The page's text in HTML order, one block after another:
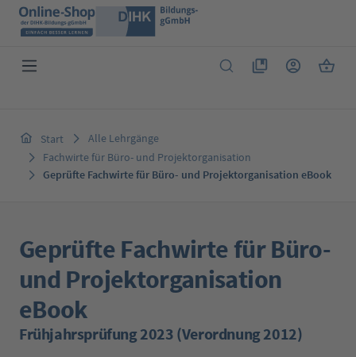
Zum Hauptinhalt springen
Du hast 0 Produkte
Start
Alle Lehrgänge
Fachwirte für Büro- und Projektorganisation
Geprüfte Fachwirte für Büro- und Projektorganisation eBook
Geprüfte Fachwirte für Büro-
und Projektorganisation
eBook
Frühjahrsprüfung 2023 (Verordnung 2012)